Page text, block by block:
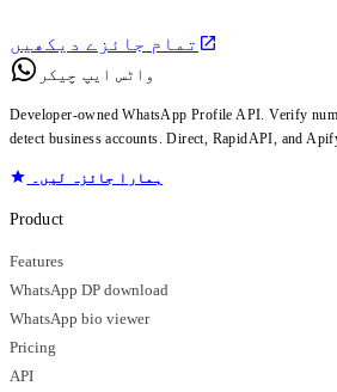
تمام جائزے دیکھیں
واٹس ایپ چیکر
Developer-owned WhatsApp Profile API. Verify
detect business accounts. Direct, RapidAPI, and
ہمارا جائزہ لیں۔
Product
Features
WhatsApp DP download
WhatsApp bio viewer
Pricing
API